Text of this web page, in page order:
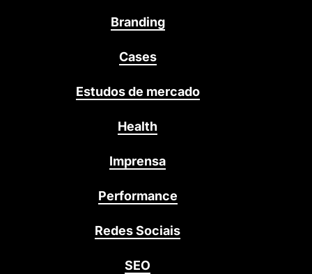
Branding
Cases
Estudos de mercado
Health
Imprensa
Performance
Redes Sociais
SEO